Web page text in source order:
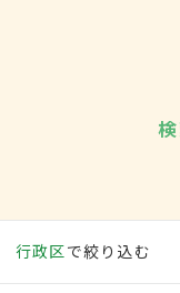
行政区で絞り込む